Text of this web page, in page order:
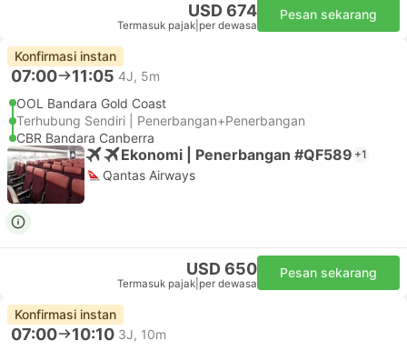
USD 674
Termasuk pajak per dewasa
Pesan sekarang
Konfirmasi instan
07:00 11:05 4J, 5m
OOL Bandara Gold Coast
Terhubung Sendiri | Penerbangan+Penerbangan
CBR Bandara Canberra
Ekonomi | Penerbangan #QF589 +1
Qantas Airways
USD 650
Termasuk pajak per dewasa
Pesan sekarang
Konfirmasi instan
07:00 10:10 3J, 10m